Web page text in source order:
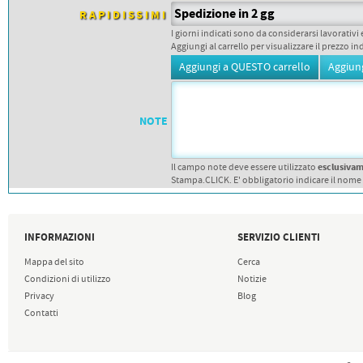
DORSALI TARGHE
RAPIDISSIMI Spedizione in 2 gg
I giorni indicati sono da considerarsi
Aggiungi al carrello per visualizzare il prezzo
NOTE
Il campo note deve essere utilizzato
Stampa.CLICK. E' obbligatorio indicare il
INFORMAZIONI
Mappa del sito
Condizioni di utilizzo
Privacy
Contatti
SERVIZIO CLIENTI
Cerca
Notizie
Blog